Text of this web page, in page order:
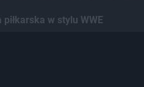
w stylu WWE